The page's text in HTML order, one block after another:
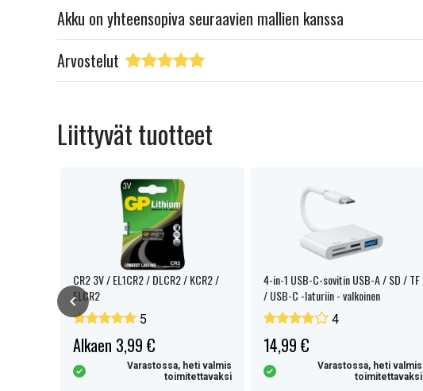
Akku on yhteensopiva seuraavien mallien kanssa
Arvostelut
Liittyvät tuotteet
CR2 3V / EL1CR2 / DLCR2 / KCR2 /
ELCR2
5
Alkaen 3,99 €
Varastossa, heti valmis
toimitettavaksi
4-in-1 USB-C-sovitin USB-A / SD / TF
/ USB-C -laturiin - valkoinen
4
14,99 €
Varastossa, heti valmis
toimitettavaksi